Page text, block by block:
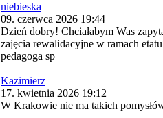
niebieska
09. czerwca 2026 19:44
Dzień dobry! Chciałabym Was
zajęcia rewalidacyjne w ramach
pedagoga sp
Kazimierz
17. kwietnia 2026 19:12
W Krakowie nie ma takich